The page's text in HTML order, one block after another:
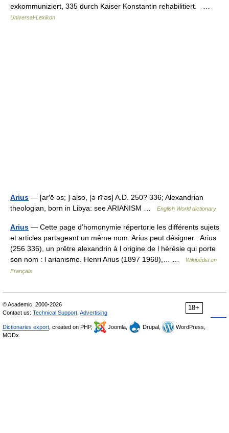
exkommuniziert, 335 durch Kaiser Konstantin rehabilitiert. …
Universal-Lexikon
Arius — [ar′ē əs; ] also, [ə rī′əs] A.D. 250? 336; Alexandrian
theologian, born in Libya: see ARIANISM …
English World dictionary
Arius — Cette page d’homonymie répertorie les différents sujets
et articles partageant un même nom. Arius peut désigner : Arius
(256 336), un prêtre alexandrin à l origine de l hérésie qui porte
son nom : l arianisme. Henri Arius (1897 1968),… …
Wikipédia en
Français
18+
© Academic, 2000-2026
Contact us: Technical Support Advertising
Dictionaries export , created on PHP, Joomla, Drupal,
WordPress,
MODx.